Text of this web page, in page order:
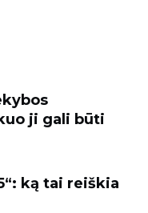
ji gali būti
ką tai reiškia